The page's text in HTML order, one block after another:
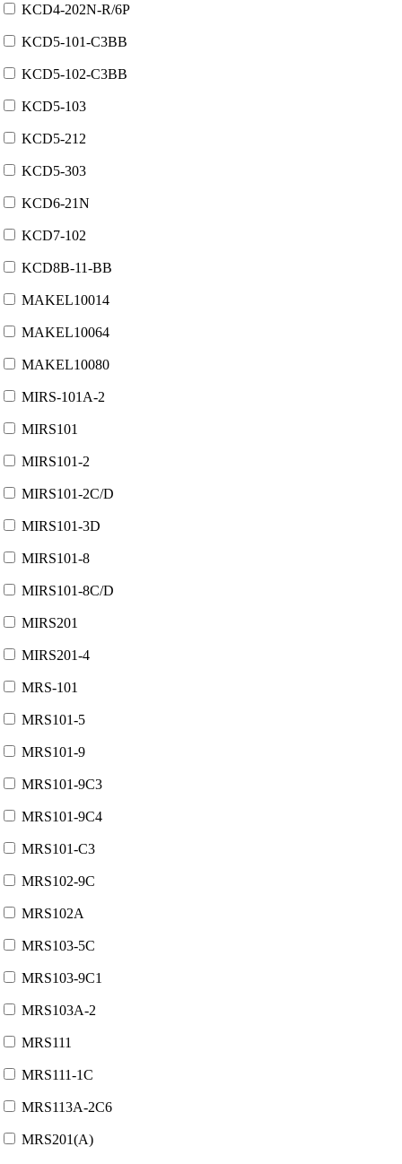
KCD4-202N-R/6P
KCD5-101-C3BB
KCD5-102-C3BB
KCD5-103
KCD5-212
KCD5-303
KCD6-21N
KCD7-102
KCD8B-11-BB
MAKEL10014
MAKEL10064
MAKEL10080
MIRS-101A-2
MIRS101
MIRS101-2
MIRS101-2C/D
MIRS101-3D
MIRS101-8
MIRS101-8C/D
MIRS201
MIRS201-4
MRS-101
MRS101-5
MRS101-9
MRS101-9C3
MRS101-9C4
MRS101-C3
MRS102-9C
MRS102A
MRS103-5C
MRS103-9C1
MRS103A-2
MRS111
MRS111-1C
MRS113A-2C6
MRS201(A)